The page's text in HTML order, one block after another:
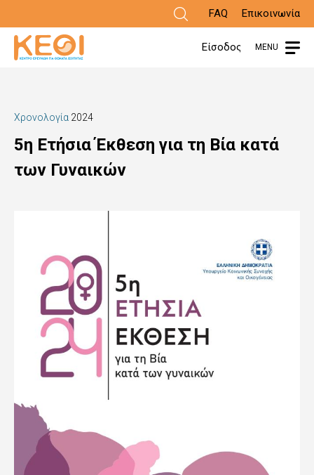
προς
το
περιεχόμενο
FAQ Επικοινωνία
Είσοδος MENU
Χρονολογία 2024
5η Ετήσια Έκθεση για τη Βία κατά
των Γυναικών